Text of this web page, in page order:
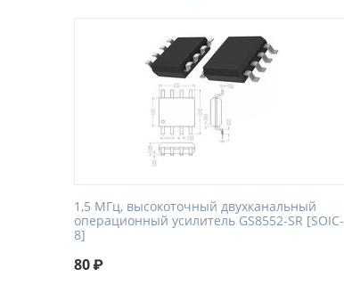
1,5 МГц, высокоточный двухканальный
операционный усилитель GS8552-SR [SOIC-
8]
80₽